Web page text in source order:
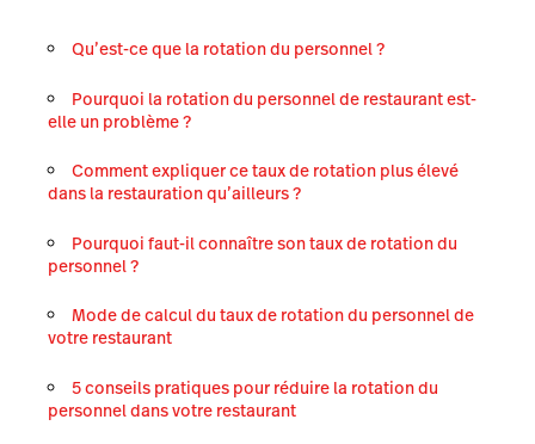
Qu’est-ce que la rotation du personnel ?
Pourquoi la rotation du personnel de restaurant est-
elle un problème ?
Comment expliquer ce taux de rotation plus élevé
dans la restauration qu’ailleurs ?
Pourquoi faut-il connaître son taux de rotation du
personnel ?
Mode de calcul du taux de rotation du personnel de
votre restaurant
5 conseils pratiques pour réduire la rotation du
personnel dans votre restaurant